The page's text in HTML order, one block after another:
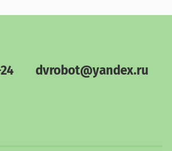
dvrobot@yandex.ru